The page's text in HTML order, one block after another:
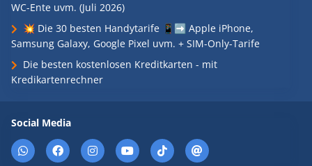
WC-Ente uvm. (Juli 2026)
💥 Die 30 besten Handytarife 📱➡️ Apple iPhone,
Samsung Galaxy, Google Pixel uvm. + SIM-Only-Tarife
Die besten kostenlosen Kreditkarten - mit
Kredikartenrechner
Social Media